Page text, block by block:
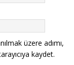
üzere adımı,
kaydet.